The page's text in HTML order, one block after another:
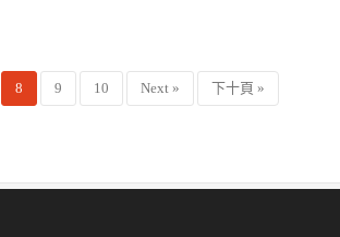
8 9 10 Next » 下十頁 »